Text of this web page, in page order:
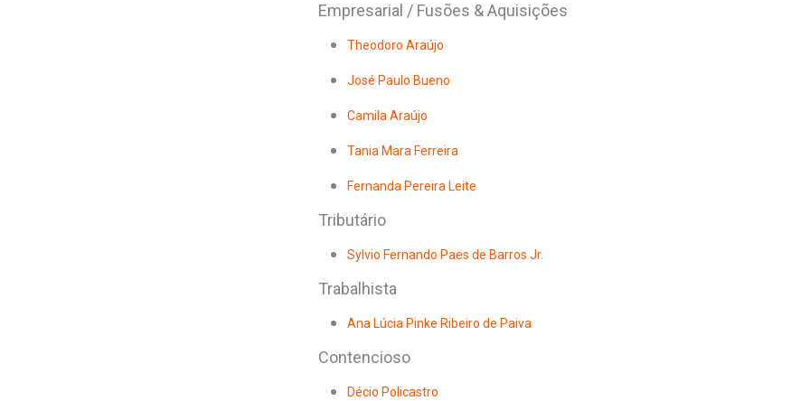
Empresarial / Fusões & Aquisições
Theodoro Araújo
José Paulo Bueno
Camila Araújo
Tania Mara Ferreira
Fernanda Pereira Leite
Tributário
Sylvio Fernando Paes de Barros Jr.
Trabalhista
Ana Lúcia Pinke Ribeiro de Paiva
Contencioso
Décio Policastro